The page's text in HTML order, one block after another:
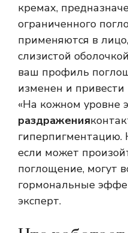
кремах,
ограниченного
применяются в
слизистой
ваш профиль
изменен и
«На кожном уровне
раздражения
гиперпигментацию.
если может
поглощение, могут
гормональные
эксперт.